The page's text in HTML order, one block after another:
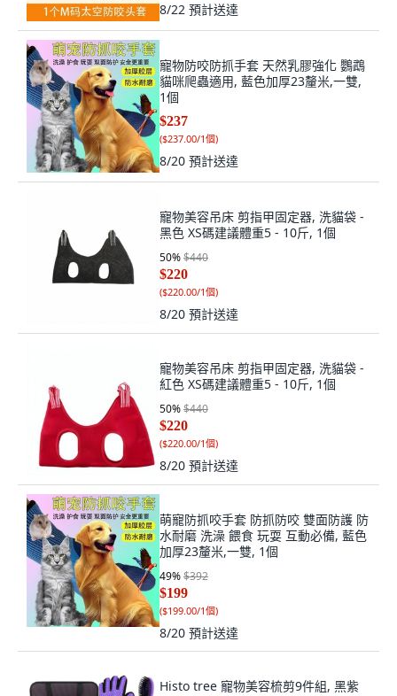
8/22 預計送達
寵物防咬防抓手套 天然乳膠強化 鸚鵡
貓咪爬蟲適用, 藍色加厚23釐米,一雙,
1個
$237
($237.00/1個)
8/20 預計送達
寵物美容吊床 剪指甲固定器, 洗貓袋 -
黑色 XS碼建議體重5 - 10斤, 1個
50%$440
$220
($220.00/1個)
8/20 預計送達
寵物美容吊床 剪指甲固定器, 洗貓袋 -
紅色 XS碼建議體重5 - 10斤, 1個
50%$440
$220
($220.00/1個)
8/20 預計送達
萌寵防抓咬手套 防抓防咬 雙面防護 防
水耐磨 洗澡 餵食 玩耍 互動必備, 藍色
加厚23釐米,一雙, 1個
49%$392
$199
($199.00/1個)
8/20 預計送達
Histo tree 寵物美容梳剪9件組, 黑紫